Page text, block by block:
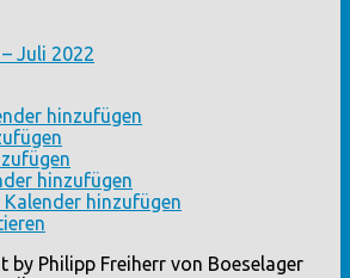
Juli 2022
hinzufügen
hinzufügen
Kalender hinzufügen
Philipp Freiherr von Boeselager